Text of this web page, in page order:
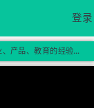
登录
莫烦有新起点啦！「莫烦 x 无限可能」— 关于 AI、行业、产品、教育的经验思考，欢迎来新站看看 →